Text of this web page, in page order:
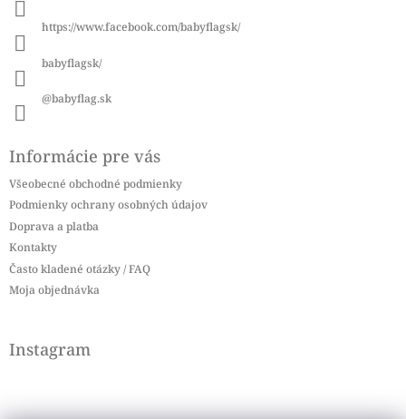
https://www.facebook.com/babyflagsk/
babyflagsk/
@babyflag.sk
Informácie pre vás
Všeobecné obchodné podmienky
Podmienky ochrany osobných údajov
Doprava a platba
Kontakty
Často kladené otázky / FAQ
Moja objednávka
Instagram